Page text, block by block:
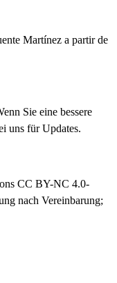
Martínez a partir de
Sie eine bessere
uns für Updates.
CC BY-NC 4.0-
nach Vereinbarung;